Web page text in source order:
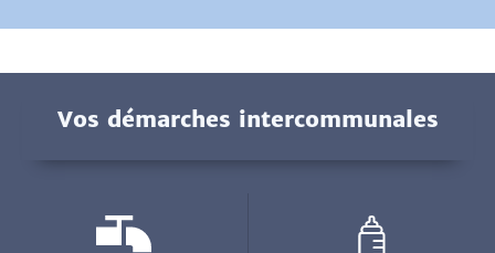
Vos démarches intercommunales